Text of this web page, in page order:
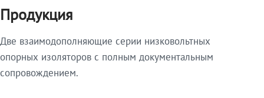
Продукция
Две взаимодополняющие серии низковольтных
опорных изоляторов с полным документальным
сопровождением.